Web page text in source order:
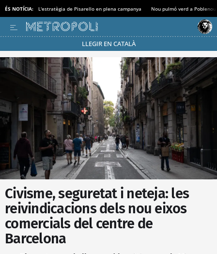
ÉS NOTÍCIA: L'estratègia de Pisarello en plena campanya Nou pulmó verd a Poblenou
LLEGIR EN CATALÀ
Passa’t al mode estalvi
Civisme, seguretat i neteja: les
reivindicacions dels nou eixos
comercials del centre de
Barcelona